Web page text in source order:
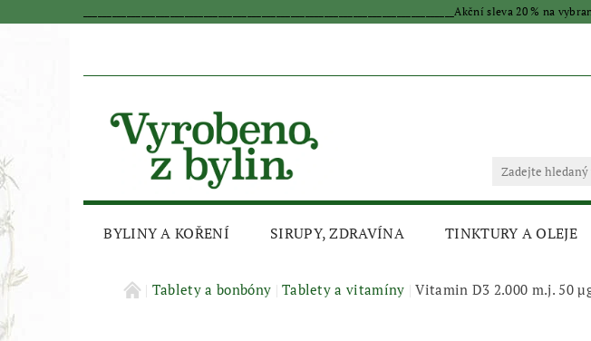
_____________________________________________________________________________Akční sleva 20 % na
BYLINY A KOŘENÍ SIRUPY, ZDRAVÍNA TINKTURY A OLEJE
AKČNÍ SLEVATablety a bonbóny Tablety a vitamíny Vitamin D3 2.000 m.j. 50